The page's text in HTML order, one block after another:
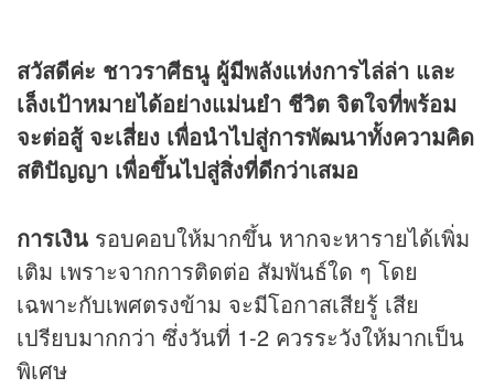
สวัสดีค่ะ ชาวราศีธนู ผู้มีพลังแห่งการไล่ล่า และ
เล็งเป้าหมายได้อย่างแม่นยำ ชีวิต จิตใจที่พร้อม
จะต่อสู้ จะเสี่ยง เพื่อนำไปสู่การพัฒนาทั้งความคิด
สติปัญญา เพื่อขึ้นไปสู่สิ่งที่ดีกว่าเสมอ
การเงิน รอบคอบให้มากขึ้น หากจะหารายได้เพิ่ม
เติม เพราะจากการติดต่อ สัมพันธ์ใด ๆ โดย
เฉพาะกับเพศตรงข้าม จะมีโอกาสเสียรู้ เสีย
เปรียบมากกว่า ซึ่งวันที่ 1-2 ควรระวังให้มากเป็น
พิเศษ